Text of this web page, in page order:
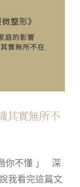
其實無所不
你不懂 」 深
我看完這篇文